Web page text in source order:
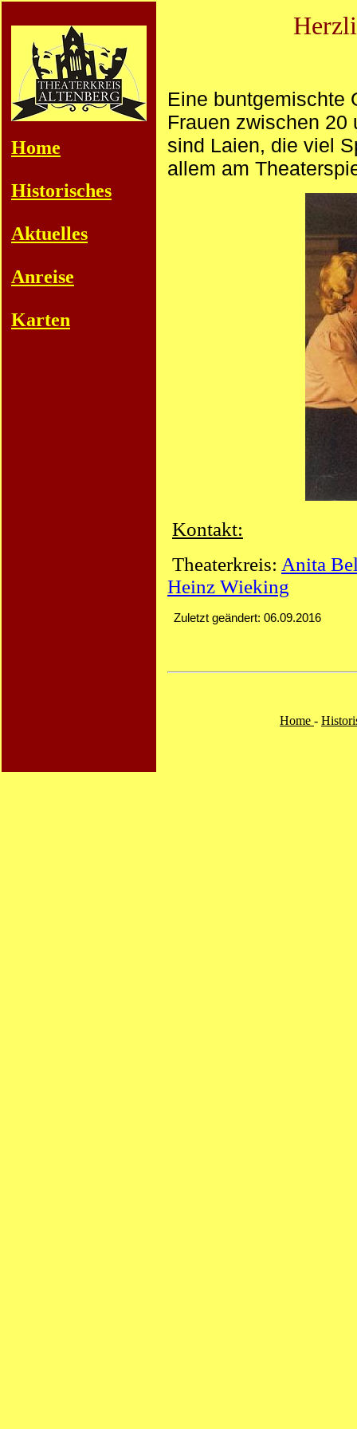
Home
Historisches
Aktuelles
Anreise
Karten
Eine buntgemischte
Frauen zwischen 20
sind Laien, die viel
allem am
Kontakt:
Theaterkreis: Anita
Heinz Wieking
Zuletzt geändert: 06.09.2016
Home -